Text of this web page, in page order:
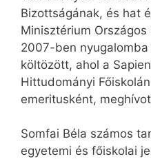
Bizottságának, és hat
Minisztérium
2007-ben
költözött, ahol a
Hittudományi
emeritusként,
Somfai Béla számos
egyetemi és főiskolai